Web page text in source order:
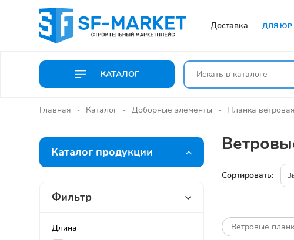
Доставка ДЛЯ ЮР
КАТАЛОГ
Главная Каталог Доборные элементы Планка ветровая
Каталог продукции
Фильтр
Длина
Сортировать:
Ветровые